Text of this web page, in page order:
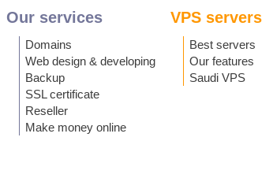
Our services
Domains
Web design & developing
Backup
SSL certificate
Reseller
Make money online
VPS servers
Best servers
Our features
Saudi VPS